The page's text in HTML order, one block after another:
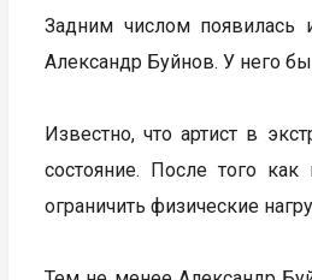
Задним числом появилась
Александр Буйнов. У него
Известно, что артист в
состояние. После того
ограничить физические